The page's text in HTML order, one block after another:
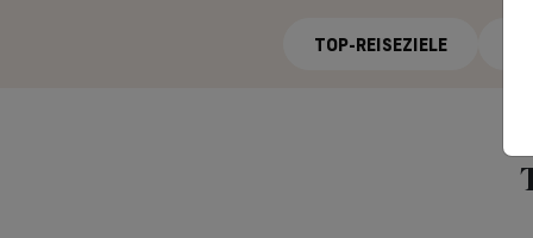
TOP-REISEZIELE